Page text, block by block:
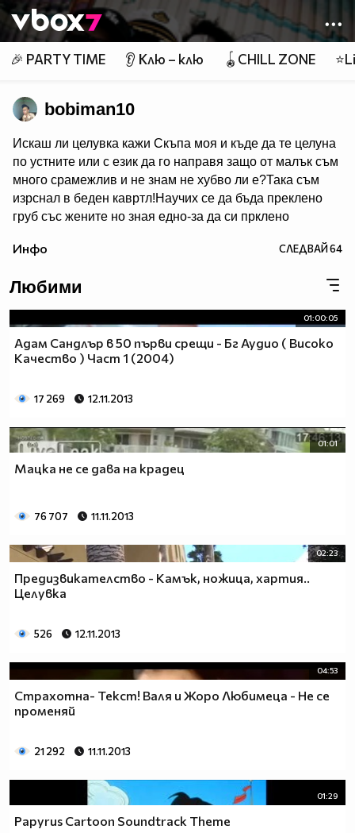
Member of
👾
🎉 PARTY TIME 👂 Клю – клю 🪀CHILL ZONE
bobiman10
Искаш ли целувка кажи Скъпа моя и къде да те целуна
по устните или с език да го направя защо от малък съм
много срaмeжлив и не знам не хубво ли e?Така съм
изрснал в беден кавртл!Научих се да бъда преклено
груб със жените но зная едно-за да си прклено
Боби_Табелката по прякор bobiman10 ;)
Инфо СЛЕДВАЙ64
Любими
01:00:05
Адам Сандлър в 50 първи срещи - Бг Аудио ( Високо
Качество ) Част 1 (2004)
17 269 12.11.2013
01:01
Мацка не се дава на крадец
76 707 11.11.2013
02:23
Предизвикателство - Камък, ножица, хартия..
Целувка
526 12.11.2013
04:53
Страхотна- Текст! Валя и Жоро Любимеца - Не се
променяй
21 292 11.11.2013
01:29
Papyrus Cartoon Soundtrack Theme